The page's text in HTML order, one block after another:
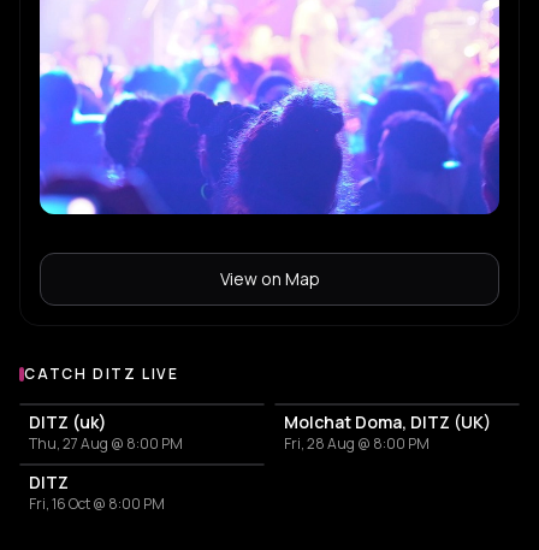
View on Map
More events with DITZ
CATCH DITZ LIVE
DITZ (uk)
Thu, 27 Aug @ 8:00 PM
Molchat Doma, DITZ (UK)
Fri, 28 Aug @ 8:00 PM
DITZ
Fri, 16 Oct @ 8:00 PM